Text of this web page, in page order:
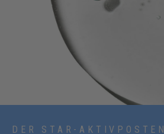
DER STAR-AKTIVPOSTEN